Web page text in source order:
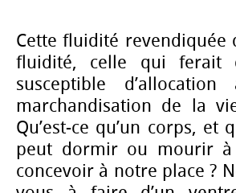
Cette fluidité revendiquée
fluidité, celle qui ferait
susceptible
marchandisation de la
Qu’est-ce qu’un corps, et
peut dormir ou mourir à
concevoir à notre place ?